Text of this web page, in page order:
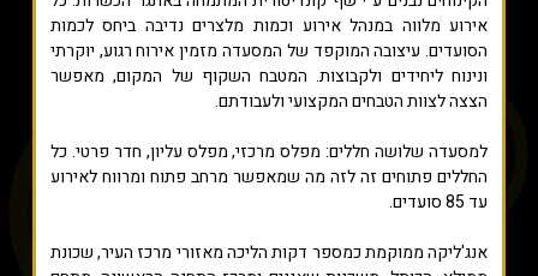
אירוע מלווה במנהל אירוע וכמות מלצרים נדיבה ביחס לכמות
הסועדים. עיצובה המוקפד של המסעדה מזמין אירוח רגוע, יוקרתי
ונינוח ליחידים ולקבוצות. המטבח השקוף של המקום, מאפשר
הצצה לצוות הטבחים המקצועי ולעבודתם.
למסעדה שלושה חללים: מפלס מרכזי, מפלס עליון, חדר פרטי. כל
החללים פתוחים זה לזה מה שמאפשר מרחב פתוח ומרווח לאירוע
עד 85 סועדים.
אנג'ליקה ממוקמת כמספר דקות הליכה מאזורי מרכז העיר, שכונת